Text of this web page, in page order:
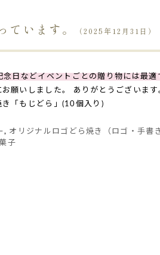
います。 （2025年12月31日）
念日などイベントごとの贈り物には最適
お願いしました。 ありがとうございま
「もじどら」(10個入り)
, オリジナルロゴどら焼き（ロゴ・手書
子